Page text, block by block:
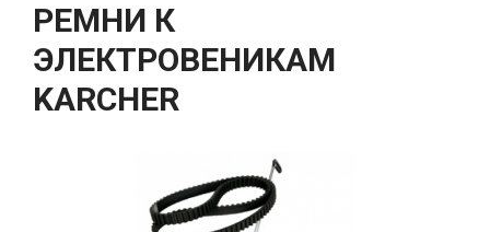
РЕМНИ К
ЭЛЕКТРОВЕНИКАМ
KARCHER